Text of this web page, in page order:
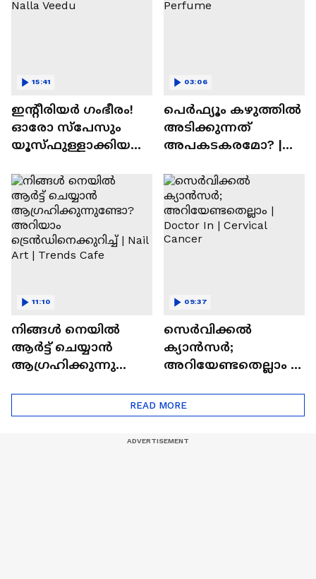
ഇന്റീരിയർ ഗംഭീരം!
ഓരോ സ്‌പേസും
യൂസ്ഫുള്ളാക്കിയ
15:41
പെർഫ്യൂം കഴുത്തിൽ
അടിക്കുന്നത്
അപകടകരമോ? |
03:06
നിങ്ങൾ നെയിൽ
ആർട്ട് ചെയ്യാൻ
ആഗ്രഹിക്കുന്നുണ്ടോ
ട്രെൻഡിനെക്കുറിച്ച് |
Nail Art | Trends Cafe
11:10
സെർവിക്കൽ
ക്യാൻസർ;
അറിയേണ്ടതെല്ലാം |
Cancer
09:37
READ MORE